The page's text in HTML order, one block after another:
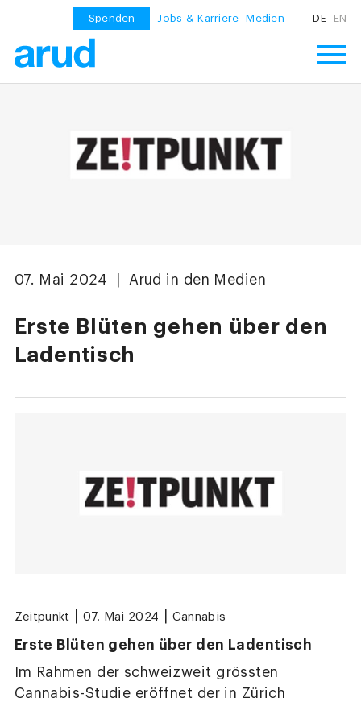
Spenden Jobs & Karriere Medien DE EN
07. Mai 2024 | Arud in den Medien
Erste Blüten gehen über den
Ladentisch
Zeitpunkt 07. Mai 2024 Cannabis
Erste Blüten gehen über den Ladentisch
Im Rahmen der schweizweit grössten
Cannabis-Studie eröffnet der in Zürich